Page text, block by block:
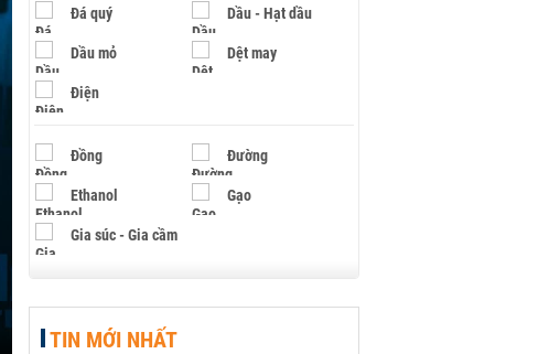
Đá quý Dầu - Hạt dầu
Dầu mỏ Dệt may
Điện
Đồng Đường
Ethanol Gạo
Gia súc - Gia cầm
Hạt điều
TIN MỚI NHẤT